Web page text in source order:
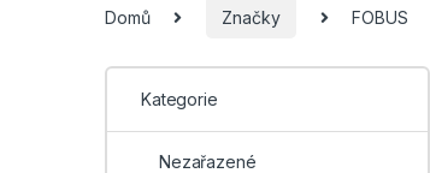
Domů Značky FOBUS
Kategorie
Nezařazené